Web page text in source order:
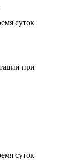
суток
при
суток